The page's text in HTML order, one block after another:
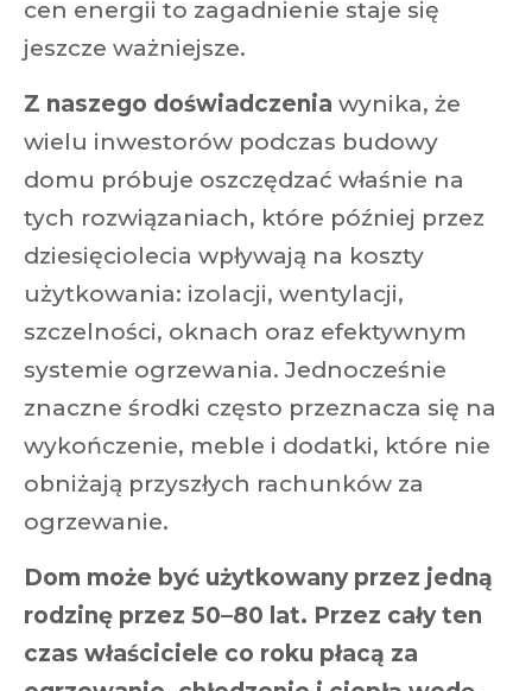
cen energii to zagadnienie staje się
jeszcze ważniejsze.
Z naszego doświadczenia wynika, że
wielu inwestorów podczas budowy
domu próbuje oszczędzać właśnie na
tych rozwiązaniach, które później przez
dziesięciolecia wpływają na koszty
użytkowania: izolacji, wentylacji,
szczelności, oknach oraz efektywnym
systemie ogrzewania. Jednocześnie
znaczne środki często przeznacza się na
wykończenie, meble i dodatki, które nie
obniżają przyszłych rachunków za
ogrzewanie.
Dom może być użytkowany przez jedną
rodzinę przez 50–80 lat. Przez cały ten
czas właściciele co roku płacą za